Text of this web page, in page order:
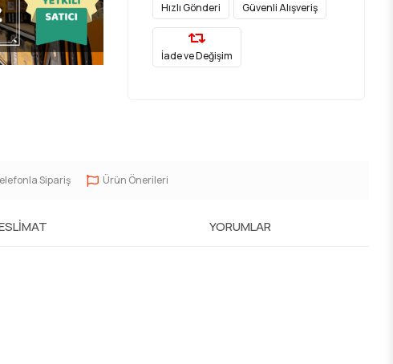
Hızlı Gönderi Güvenli Alışveriş
İade ve Değişim
Sipariş Ürün Önerileri
YORUMLAR